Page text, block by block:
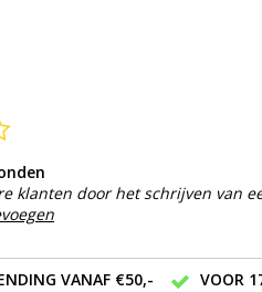
klanten door het schrijven van
VANAF €50,-
VOOR